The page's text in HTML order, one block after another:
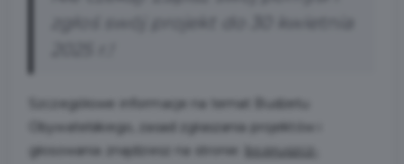
Szczegółowe informacje na temat Budżetu
Obywatelskiego, zasad zgłaszania projektów i
głosowania znajdziesz na stronie:
bo.pruszcz-